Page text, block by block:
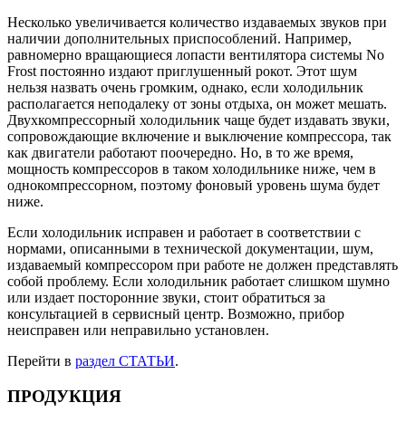
Несколько увеличивается количество издаваемых звуков при
наличии дополнительных приспособлений. Например,
равномерно вращающиеся лопасти вентилятора системы No
Frost постоянно издают приглушенный рокот. Этот шум
нельзя назвать очень громким, однако, если холодильник
располагается неподалеку от зоны отдыха, он может мешать.
Двухкомпрессорный холодильник чаще будет издавать звуки,
сопровождающие включение и выключение компрессора, так
как двигатели работают поочередно. Но, в то же время,
мощность компрессоров в таком холодильнике ниже, чем в
однокомпрессорном, поэтому фоновый уровень шума будет
ниже.
Если холодильник исправен и работает в соответствии с
нормами, описанными в технической документации, шум,
издаваемый компрессором при работе не должен представлять
собой проблему. Если холодильник работает слишком шумно
или издает посторонние звуки, стоит обратиться за
консультацией в сервисный центр. Возможно, прибор
неисправен или неправильно установлен.
Перейти в раздел СТАТЬИ.
ПРОДУКЦИЯ